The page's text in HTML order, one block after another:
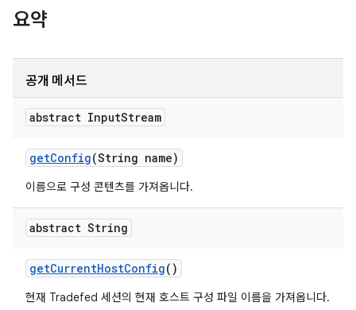
요약
공개 메서드
abstract InputStream
getConfig(String name)
이름으로 구성 콘텐츠를 가져옵니다.
abstract String
getCurrentHostConfig()
현재 Tradefed 세션의 현재 호스트 구성 파일 이름을 가져옵니다.